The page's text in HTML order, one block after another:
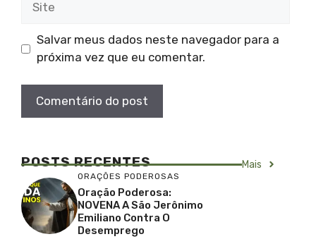
Salvar meus dados neste navegador para a
próxima vez que eu comentar.
POSTS RECENTES Mais
ORAÇÕES PODEROSAS
Oração Poderosa:
NOVENA A São Jerônimo
Emiliano Contra O
Desemprego